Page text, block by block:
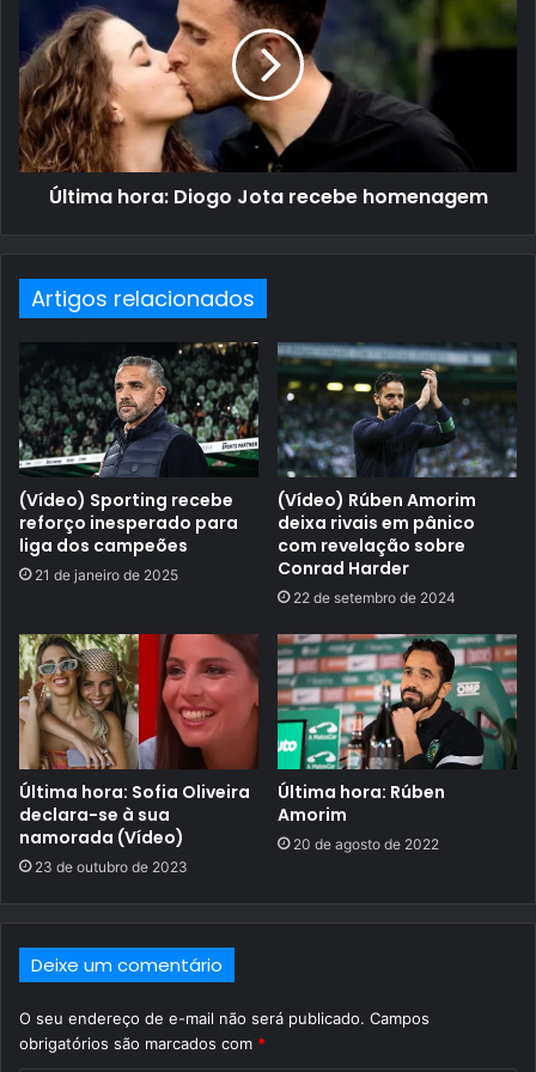
Última hora: Diogo Jota recebe homenagem
Artigos relacionados
(Vídeo) Sporting recebe
reforço inesperado para
liga dos campeões
21 de janeiro de 2025
(Vídeo) Rúben Amorim
deixa rivais em pânico
com revelação sobre
Conrad Harder
22 de setembro de 2024
Última hora: Sofia Oliveira
declara-se à sua
namorada (Vídeo)
23 de outubro de 2023
Última hora: Rúben
Amorim
20 de agosto de 2022
Deixe um comentário
O seu endereço de e-mail não será publicado. Campos
obrigatórios são marcados com *